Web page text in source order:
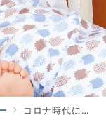
コロナ時代に、人と楽しく過ごすには？